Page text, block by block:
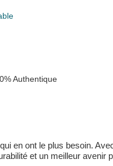
Authentique
en ont le plus besoin.
et un meilleur avenir